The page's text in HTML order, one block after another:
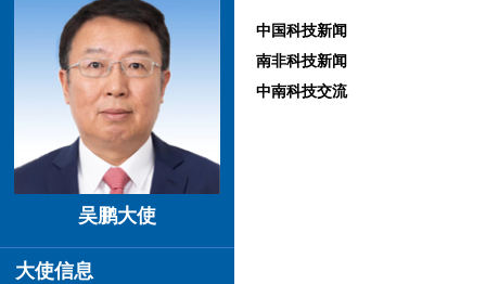
吴鹏大使
大使信息
中国科技新闻
南非科技新闻
中南科技交流